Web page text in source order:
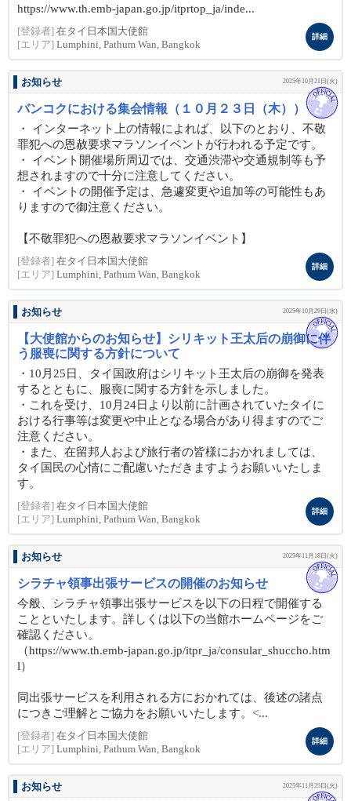
https://www.th.emb-japan.go.jp/itprtop_ja/inde...
[登録者] 在タイ日本国大使館
[エリア] Lumphini, Pathum Wan, Bangkok
詳細
お知らせ 2025年10月21日(火)
バンコクにおける集会情報（１０月２３日（木））
・ インターネット上の情報によれば、以下のとおり、不敬
罪犯への恩赦要求マラソンイベントが行われる予定です。
・ イベント開催場所周辺では、交通渋滞や交通規制等も予
想されますので十分に注意してください。
・ イベントの開催予定は、急遽変更や追加等の可能性もあ
りますので御注意ください。
【不敬罪犯への恩赦要求マラソンイベント】
[登録者] 在タイ日本国大使館
[エリア] Lumphini, Pathum Wan, Bangkok
詳細
お知らせ 2025年10月29日(水)
【大使館からのお知らせ】シリキット王太后の崩御に伴
う服喪に関する方針について
・10月25日、タイ国政府はシリキット王太后の崩御を発表
するとともに、服喪に関する方針を示しました。
・これを受け、10月24日より以前に計画されていたタイに
おける行事等は変更や中止となる場合があり得ますのでご
注意ください。
・また、在留邦人および旅行者の皆様におかれましては、
タイ国民の心情にご配慮いただきますようお願いいたしま
す。
[登録者] 在タイ日本国大使館
[エリア] Lumphini, Pathum Wan, Bangkok
詳細
お知らせ 2025年11月18日(火)
シラチャ領事出張サービスの開催のお知らせ
今般、シラチャ領事出張サービスを以下の日程で開催する
ことといたします。詳しくは以下の当館ホームページをご
確認ください。
（https://www.th.emb-japan.go.jp/itpr_ja/consular_shuccho.htm
l）
同出張サービスを利用される方におかれては、後述の諸点
につきご理解とご協力をお願いいたします。<...
[登録者] 在タイ日本国大使館
[エリア] Lumphini, Pathum Wan, Bangkok
詳細
お知らせ 2025年11月25日(火)